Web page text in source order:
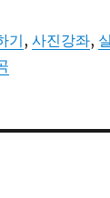
기,사진강좌,